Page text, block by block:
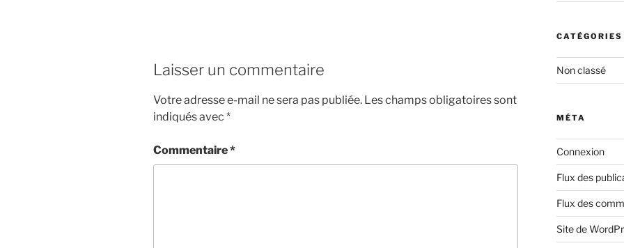
Laisser un commentaire
Votre adresse e-mail ne sera pas publiée. Les champs obligatoires sont
indiqués avec *
Commentaire*
CATÉGORIES
Non classé
MÉTA
Connexion
Flux des
Flux des
Site de